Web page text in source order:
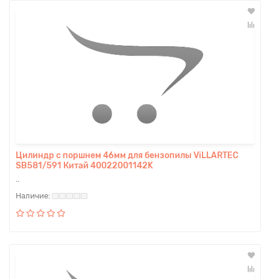
Цилиндр с поршнем 46мм для бензопилы ViLLARTEC
SB581/591 Китай 40022001142K
..